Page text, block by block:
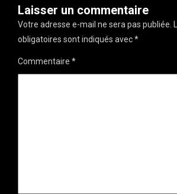
Laisser un commentaire
Votre adresse e-mail ne sera pas publiée.
obligatoires sont indiqués avec*
Commentaire *